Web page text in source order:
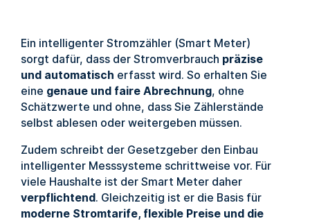
Ein intelligenter Stromzähler (Smart Meter)
sorgt dafür, dass der Stromverbrauch präzise
und automatisch erfasst wird. So erhalten Sie
eine genaue und faire Abrechnung, ohne
Schätzwerte und ohne, dass Sie Zählerstände
selbst ablesen oder weitergeben müssen.
Zudem schreibt der Gesetzgeber den Einbau
intelligenter Messsysteme schrittweise vor. Für
viele Haushalte ist der Smart Meter daher
verpflichtend. Gleichzeitig ist er die Basis für
moderne Stromtarife, flexible Preise und die